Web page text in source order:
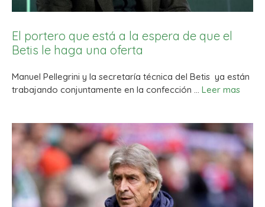
El portero que está a la espera de que el
Betis le haga una oferta
Manuel Pellegrini y la secretaría técnica del Betis ya están
trabajando conjuntamente en la confección … Leer mas